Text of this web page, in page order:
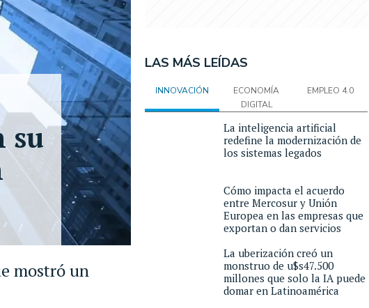
mostró un
su
LAS MÁS LEÍDAS
INNOVACIÓN
ECONOMÍA
DIGITAL
EMPLEO 4.0
La inteligencia artificial
redefine la modernización de
los sistemas legados
Cómo impacta el acuerdo
entre Mercosur y Unión
Europea en las empresas que
exportan o dan servicios
La uberización creó un
monstruo de u$s47.500
millones que solo la IA puede
domar en Latinoamérica